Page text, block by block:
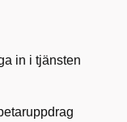
in i tjänsten